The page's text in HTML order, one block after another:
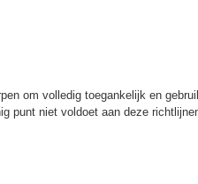
om volledig toegankelijk en
punt niet voldoet aan deze